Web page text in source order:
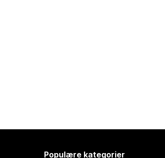
Populære kategorier